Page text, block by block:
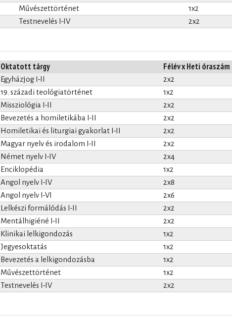
Művészettörténet
1x2
Testnevelés I-IV 2x2
Oktatott tárgy Félév x Heti óraszám
Egyházjog I-II
2x2
19. századi teológiatörténet
1x2
Missziológia I-II
2x2
Bevezetés a homiletikába I-II
2x2
Homiletikai és liturgiai gyakorlat I-II
2x2
Magyar nyelv és irodalom I-II
2x2
Német nyelv I-IV
2x4
Enciklopédia
1x2
Angol nyelv I-IV
2x8
Angol nyelv I-VI
2x6
Lelkészi formálódás I-II
2x2
Mentálhigiéné I-II
2x2
Klinikai lelkigondozás
1x2
Jegyesoktatás
1x2
Bevezetés a lelkigondozásba
1x2
Művészettörténet
1x2
Testnevelés I-IV 2x2